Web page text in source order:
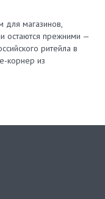
для магазинов,
остаются прежними —
ритейла в
корнер из